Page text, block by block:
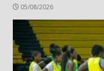
05/08/2026